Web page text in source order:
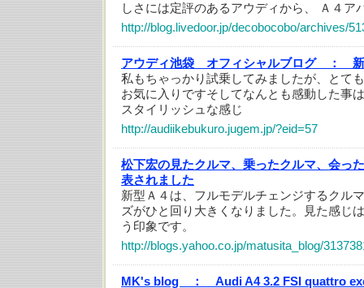
しさには定評のあるアウディから、 Ａ４ア
http://blog.livedoor.jp/decobocobo/archives/
アウディ池袋 オフィシャルブログ ：
私もちゃっかり試乗してみましたが、とて
お気に入りですそしてなんとも感動した事
スタイリッシュな感じ
http://audiikebukuro.jugem.jp/?eid=57
松下宏の見たクルマ、乗ったクルマ、会っ
表されました
新型Ａ４は、フルモデルチェンジするクル
ズがひと回り大きくなりました。見た感じ
う印象です。
http://blogs.yahoo.co.jp/matusita_blog/
MK's blog ：
Audi A4 3.2 FSI quattro